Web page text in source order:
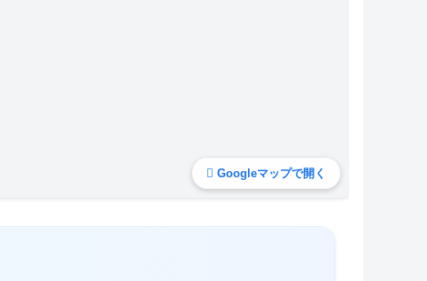
Googleマップで開く